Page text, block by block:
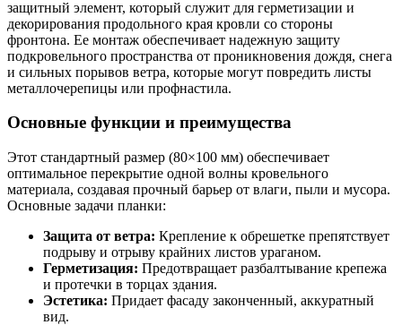
защитный элемент, который служит для герметизации и
декорирования продольного края кровли со стороны
фронтона. Ее монтаж обеспечивает надежную защиту
подкровельного пространства от проникновения дождя, снега
и сильных порывов ветра, которые могут повредить листы
металлочерепицы или профнастила.
Основные функции и преимущества
Этот стандартный размер (80×100 мм) обеспечивает
оптимальное перекрытие одной волны кровельного
материала, создавая прочный барьер от влаги, пыли и мусора.
Основные задачи планки:
Защита от ветра: Крепление к обрешетке препятствует
подрыву и отрыву крайних листов ураганом.
Герметизация: Предотвращает разбалтывание крепежа
и протечки в торцах здания.
Эстетика: Придает фасаду законченный, аккуратный
вид.